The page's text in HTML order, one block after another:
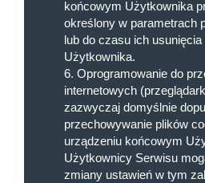
końcowym Użytkownika
określony w parametrach
lub do czasu ich usunięcia
Użytkownika.
6. Oprogramowanie do
internetowych
zazwyczaj domyślnie
przechowywanie plików
urządzeniu końcowym
Użytkownicy Serwisu
zmiany ustawień w tym